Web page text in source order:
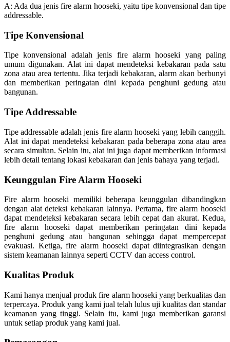
A: Ada dua jenis fire alarm hooseki, yaitu tipe konvensional dan tipe
addressable.
Tipe Konvensional
Tipe konvensional adalah jenis fire alarm hooseki yang paling
umum digunakan. Alat ini dapat mendeteksi kebakaran pada satu
zona atau area tertentu. Jika terjadi kebakaran, alarm akan berbunyi
dan memberikan peringatan dini kepada penghuni gedung atau
bangunan.
Tipe Addressable
Tipe addressable adalah jenis fire alarm hooseki yang lebih canggih.
Alat ini dapat mendeteksi kebakaran pada beberapa zona atau area
secara simultan. Selain itu, alat ini juga dapat memberikan informasi
lebih detail tentang lokasi kebakaran dan jenis bahaya yang terjadi.
Keunggulan Fire Alarm Hooseki
Fire alarm hooseki memiliki beberapa keunggulan dibandingkan
dengan alat deteksi kebakaran lainnya. Pertama, fire alarm hooseki
dapat mendeteksi kebakaran secara lebih cepat dan akurat. Kedua,
fire alarm hooseki dapat memberikan peringatan dini kepada
penghuni gedung atau bangunan sehingga dapat mempercepat
evakuasi. Ketiga, fire alarm hooseki dapat diintegrasikan dengan
sistem keamanan lainnya seperti CCTV dan access control.
Kualitas Produk
Kami hanya menjual produk fire alarm hooseki yang berkualitas dan
terpercaya. Produk yang kami jual telah lulus uji kualitas dan standar
keamanan yang tinggi. Selain itu, kami juga memberikan garansi
untuk setiap produk yang kami jual.